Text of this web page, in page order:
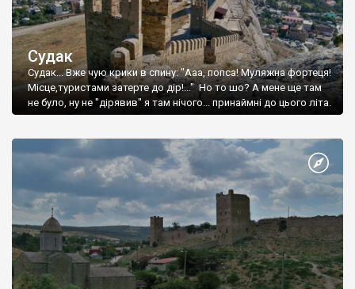
Судак
Судак... Вже чую крики в спину: "Ааа, попса! Муляжна фортеця!
Місце,туристами затерте до дір!..." Но то шо? А мене ще там
не було, ну не "дірявив" я там нічого... принаймні до цього літа.